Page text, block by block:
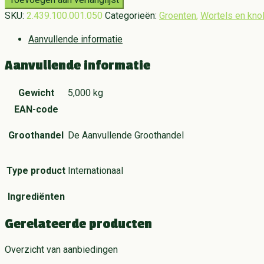
SKU: 2.439.100.001.050 Categorieën: Groenten, Wortels en
Aanvullende informatie
Aanvullende informatie
Gewicht
5,000 kg
EAN-code
Groothandel De Aanvullende Groothandel
Type product Internationaal
Ingrediënten
Gerelateerde producten
Overzicht van aanbiedingen